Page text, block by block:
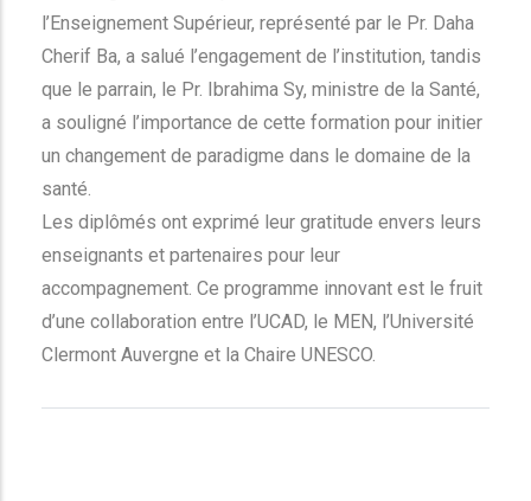
l’Enseignement Supérieur, représenté par le Pr. Daha
Cherif Ba, a salué l’engagement de l’institution, tandis
que le parrain, le Pr. Ibrahima Sy, ministre de la Santé,
a souligné l’importance de cette formation pour initier
un changement de paradigme dans le domaine de la
santé.
Les diplômés ont exprimé leur gratitude envers leurs
enseignants et partenaires pour leur
accompagnement. Ce programme innovant est le fruit
d’une collaboration entre l’UCAD, le MEN, l’Université
Clermont Auvergne et la Chaire UNESCO.